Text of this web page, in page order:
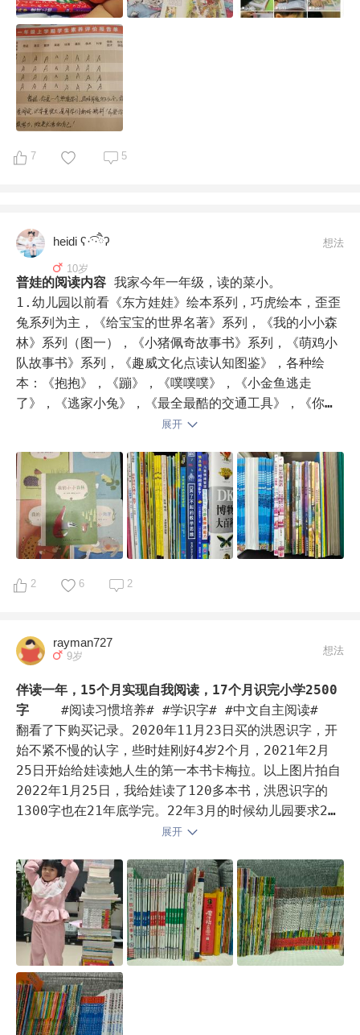
7 5
heidi ʕ·͡ˑ·ཻʔ
10岁
想法
普娃的阅读内容 我家今年一年级，读的菜小。
1.幼儿园以前看《东方娃娃》绘本系列，巧虎绘本，歪歪
兔系列为主，《给宝宝的世界名著》系列，《我的小小森
林》系列（图一），《小猪佩奇故事书》系列，《萌鸡小
队故事书》系列，《趣威文化点读认知图鉴》，各种绘
本：《抱抱》，《蹦》，《噗噗噗》，《小金鱼逃走
了》，《逃家小兔》，《最全最酷的交通工具》，《你跑
西），歪歪兔，东方娃娃也是睡前要读好几遍的，噗噗噗
和你跑错书了特别好笑，经常自己拿出来叫我读给她听。
2.上幼儿园以后《我的第一本汉字书》系列，学了不少
字，之前各种绘本也会自己拿出来自己看，最喜欢《我的
小小森林》系列，自己看，不认识的会问，还会带去给班
里小朋友一起看。还有《我会自己读》系列，文字很简
单，基本上能自己全部念出来，各种童话故事合集，主要
会背了。
3.幼儿园毕业之后，开始了新的阅读：最爱《苍蝇小子》
系列。还有各种桥梁书《我爱阅读丛书》蓝色系列，这些
都是她自己看。（图三）
亲自共读方面：
引入了很多杂志，我们家喜欢动物，最喜欢的是《kids环
球少年地理》和《博物》（博物的语言有点深度，读一句
需要解释一下），还有增刊像环球地理的《不可思议的动
物仿生学》，博物的《身边花草图鉴》。DK的《DK了不起
的数学思维》，《DK博物大百科》。（图二）
词》，《外公的杂货店》，平时上学路上开车30分钟会听
《未泱中文阅读营》，《窦神大语文》
平时会看科普类的节目，最喜欢《微观小世界》系列，
《思考的乌鸦》，《啊！设计》（美术类的，她喜欢画
展开
2 6 2
rayman727
9岁 想法
伴读一年，15个月实现自我阅读，17个月识完小学2500
字
   #阅读习惯培养# #学识字# #中文自主阅读#
翻看了下购买记录。2020年11月23日买的洪恩识字，开
始不紧不慢的认字，些时娃刚好4岁2个月，2021年2月
25日开始给娃读她人生的第一本书卡梅拉。以上图片拍自
2022年1月25日，我给娃读了120多本书，洪恩识字的
1300字也在21年底学完。22年3月的时候幼儿园要求21
天阅读打卡，给了她一套迪士尼的流利阅读，让她流利诵
    洪恩课程结束后实质并没有结束，我随便百度找了份
小学字表让她边阅读边认字。平均每天18个字，加上复习
之前一直记不牢固的，在8月份刷完第二份字表。
    今年她看过的书不少。
迪士尼流利阅读第2级 大部
大中华寻宝记(全29册)
寻宝记神兽发电站1 全套
寻宝记 神兽在哪里 1天下奇宝 全套
就是化学+这就是地理+这就是…
队 探索科学百科从书全套
克狐全套。目前在看哈利波特第三本，舒克贝塔第三本，
展开